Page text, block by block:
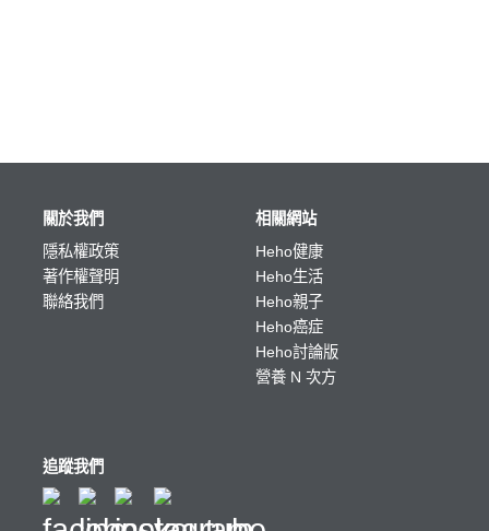
關於我們
隱私權政策
著作權聲明
聯絡我們
相關網站
Heho健康
Heho生活
Heho親子
Heho癌症
Heho討論版
營養 N 次方
追蹤我們